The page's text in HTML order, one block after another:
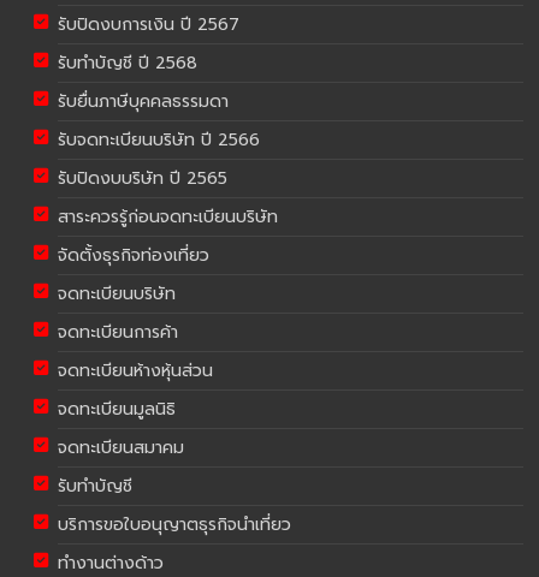
รับปิดงบการเงิน ปี 2567
รับทำบัญชี ปี 2568
รับยื่นภาษีบุคคลธรรมดา
รับจดทะเบียนบริษัท ปี 2566
รับปิดงบบริษัท ปี 2565
สาระควรรู้ก่อนจดทะเบียนบริษัท
จัดตั้งธุรกิจท่องเที่ยว
จดทะเบียนบริษัท
จดทะเบียนการค้า
จดทะเบียนห้างหุ้นส่วน
จดทะเบียนมูลนิธิ
จดทะเบียนสมาคม
รับทำบัญชี
บริการขอใบอนุญาตธุรกิจนำเที่ยว
ทำงานต่างด้าว